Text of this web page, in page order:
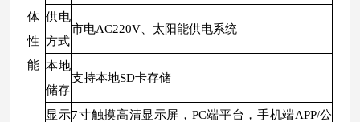
体
性
能
供电
方式
市电AC220V、太阳能供电系统
本地
储存
支持本地SD卡存储
显示7寸触摸高清显示屏，PC端平台，手机端APP/公